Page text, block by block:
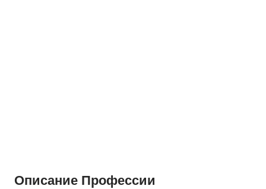
Описание Профессии